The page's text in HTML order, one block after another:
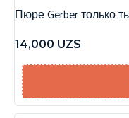
Пюре Gerber только
14,000 UZS